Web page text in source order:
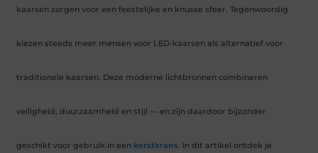
kaarsen zorgen voor een feestelijke en knusse sfeer. Tegenwoordig
kiezen steeds meer mensen voor LED-kaarsen als alternatief voor
traditionele kaarsen. Deze moderne lichtbronnen combineren
veiligheid, duurzaamheid en stijl — en zijn daardoor bijzonder
geschikt voor gebruik in een kerstkrans. In dit artikel ontdek je